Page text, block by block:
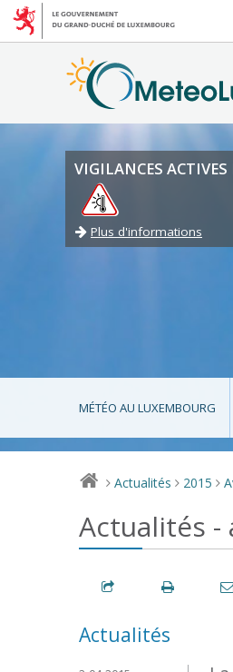
VIGILANCES ACTIVES
Plus d'informations
MÉTÉO AU LUXEMBOURG
> Actualités > 2015 >
Actualités -
Actualités